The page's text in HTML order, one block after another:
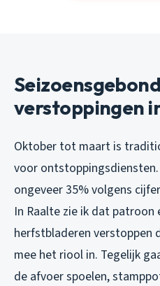
verstoppingen
Oktober tot maart is
voor
ongeveer 35% volgens
In Raalte zie ik dat patroon
herfstbladeren verstoppen
mee het riool in. Tegelijk
de afvoer spoelen,